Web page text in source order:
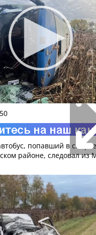
попавший в
районе, следовал из